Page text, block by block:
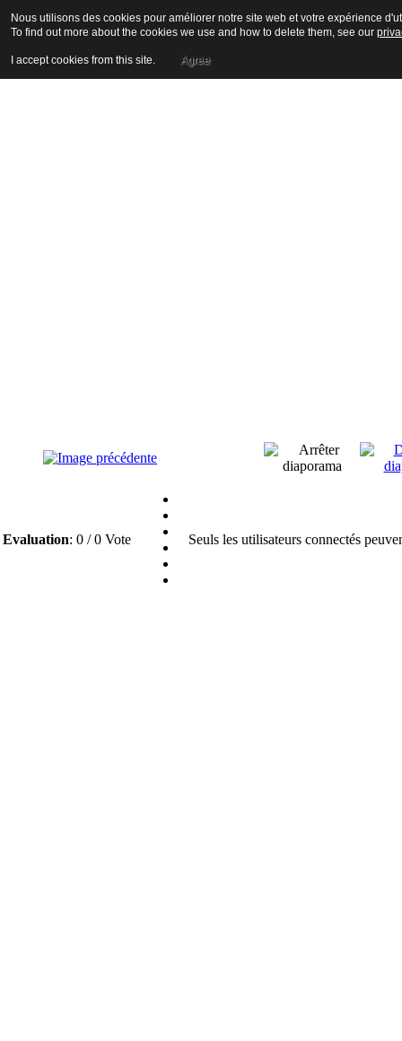
Evaluation: 0 / 0 Vote Seuls les utilisateurs connectés
Nous utilisons des cookies pour améliorer notre site web et votre expérience
To find out more about the cookies we use and how to delete them, see our
I accept cookies from this site. Agree